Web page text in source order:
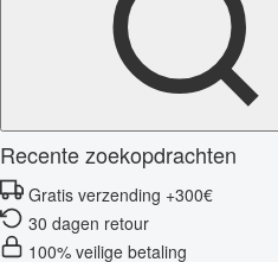
Recente zoekopdrachten
Gratis verzending +300€
30 dagen retour
100% veilige betaling